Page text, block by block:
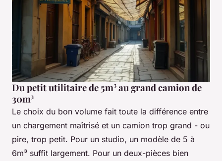
Du petit utilitaire de 5m³ au grand camion de
30m³
Le choix du bon volume fait toute la différence entre
un chargement maîtrisé et un camion trop grand - ou
pire, trop petit. Pour un studio, un modèle de 5 à
6m³ suffit largement. Pour un deux-pièces bien